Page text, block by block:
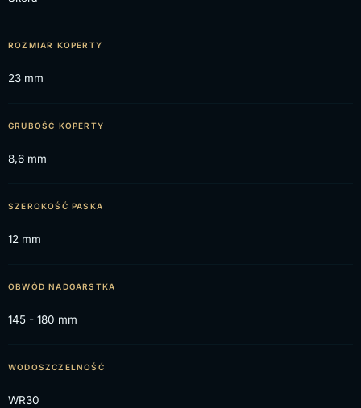
ROZMIAR KOPERTY
23 mm
GRUBOŚĆ KOPERTY
8,6 mm
SZEROKOŚĆ PASKA
12 mm
OBWÓD NADGARSTKA
145 - 180 mm
WODOSZCZELNOŚĆ
WR30